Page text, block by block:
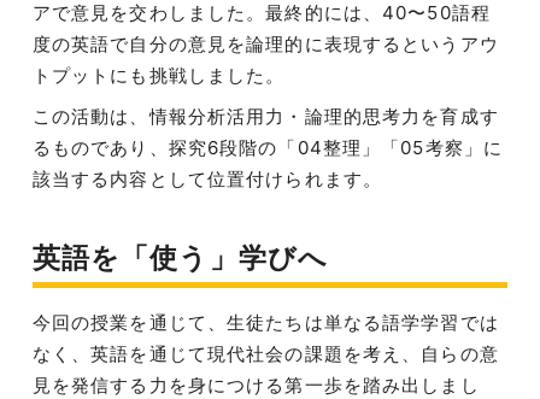
アで意見を交わしました。最終的には、40〜50語程
度の英語で自分の意見を論理的に表現するというアウ
トプットにも挑戦しました。
この活動は、情報分析活用力・論理的思考力を育成す
るものであり、探究6段階の「04整理」「05考察」に
該当する内容として位置付けられます。
英語を「使う」学びへ
今回の授業を通じて、生徒たちは単なる語学学習では
なく、英語を通じて現代社会の課題を考え、自らの意
見を発信する力を身につける第一歩を踏み出しまし